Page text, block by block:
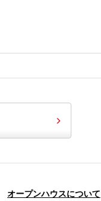
オープンハウスについて